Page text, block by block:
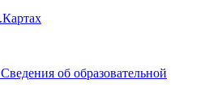
Сведения об образовательной